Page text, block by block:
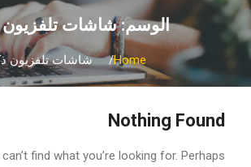
الوسم:شاشات تلفزيون
Home شاشات تلفزيون
Nothing Found
find what you’re looking for. Perhaps